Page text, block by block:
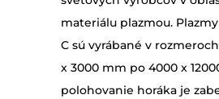
materiálu plazmou. Plazmy
C sú vyrábané v
x 3000 mm po 4000 x
polohovanie horáka je